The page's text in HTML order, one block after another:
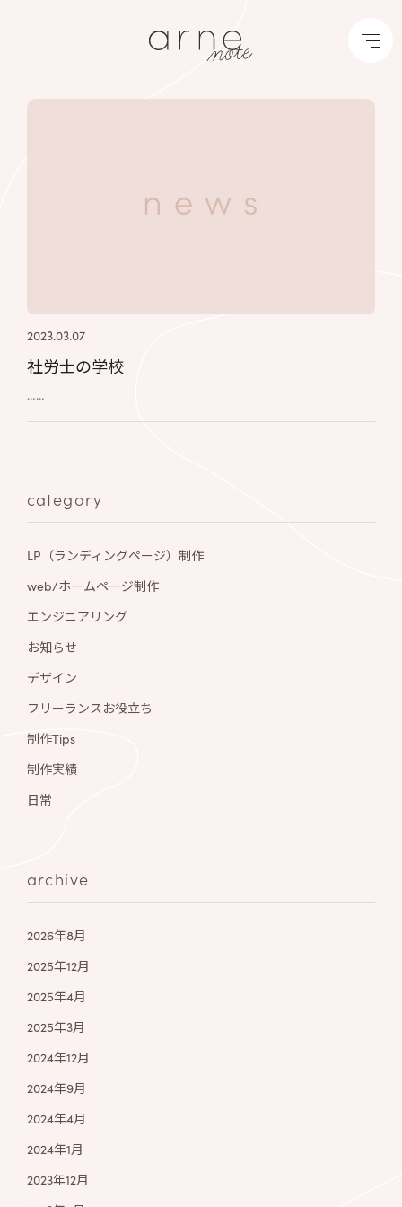
2023.03.07
社労士の学校
……
category
LP（ランディングページ）制作
web/ホームページ制作
エンジニアリング
お知らせ
デザイン
フリーランスお役立ち
制作Tips
制作実績
日常
archive
2026年8月
2025年12月
2025年4月
2025年3月
2024年12月
2024年9月
2024年4月
2024年1月
2023年12月